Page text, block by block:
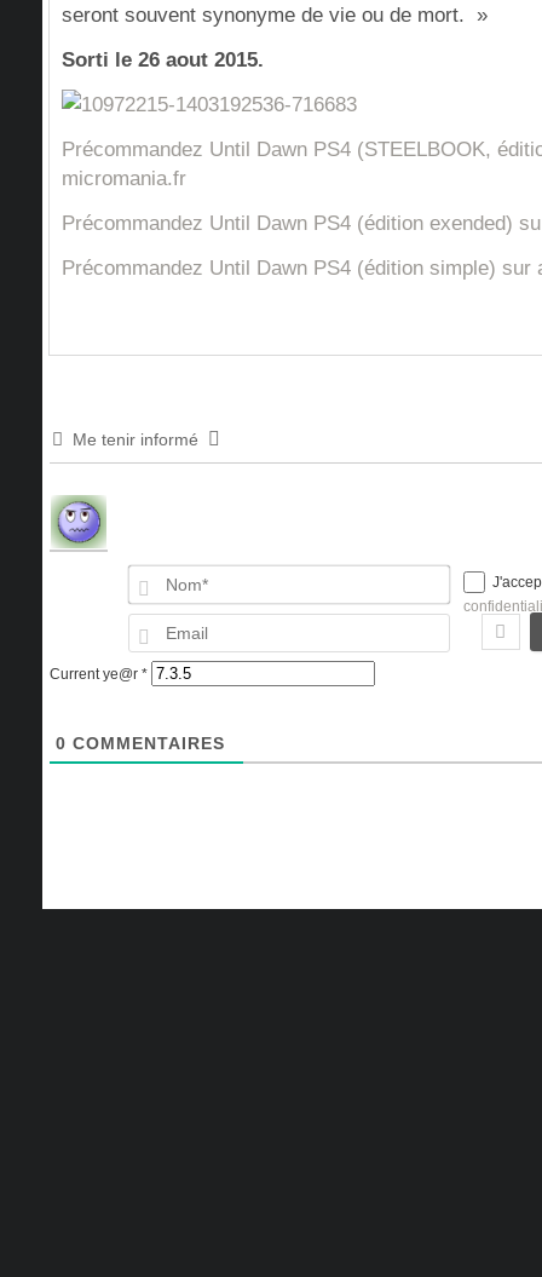
seront souvent synonyme de vie ou de mort. »
Sorti le 26 aout 2015.
Précommandez Until Dawn PS4 (STEELBOOK,
micromania.fr
Précommandez Until Dawn PS4 (édition exended)
Précommandez Until Dawn PS4 (édition simple) sur
Me tenir informé
Nom*
Current ye@r *
0 COMMENTAIRES